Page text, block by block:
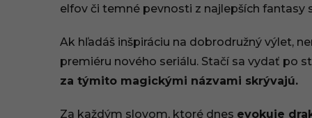
2
6
,
elfov či temné pevnosti z najlepších fantasy
Ak hľadáš inšpiráciu na dobrodružný výlet,
premiéru nového seriálu. Stačí sa vydať po
za týmito magickými názvami skrývajú.
Za každým slovom, ktoré dnes evokuje